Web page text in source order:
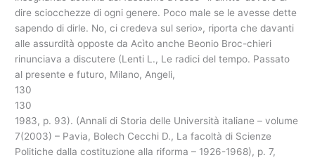
dire sciocchezze di ogni genere. Poco male se le avesse dette
sapendo di dirle. No, ci credeva sul serio», riporta che davanti
alle assurdità opposte da Acìto anche Beonio Broc-chieri
rinunciava a discutere (Lenti L., Le radici del tempo. Passato
al presente e futuro, Milano, Angeli,
130
130
1983, p. 93). (Annali di Storia delle Università italiane – volume
7(2003) – Pavia, Bolech Cecchi D., La facoltà di Scienze
Politiche dalla costituzione alla riforma – 1926-1968), p. 7,